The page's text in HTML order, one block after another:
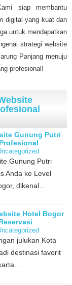
siap membantu
digital yang kuat dan
untuk mendapatkan
strategi website
Panjang menuju
profesional!
Gunung Putri
Gunung Putri
Anda ke Level
dikenal…
Hotel Bogor
julukan Kota
destinasi favorit